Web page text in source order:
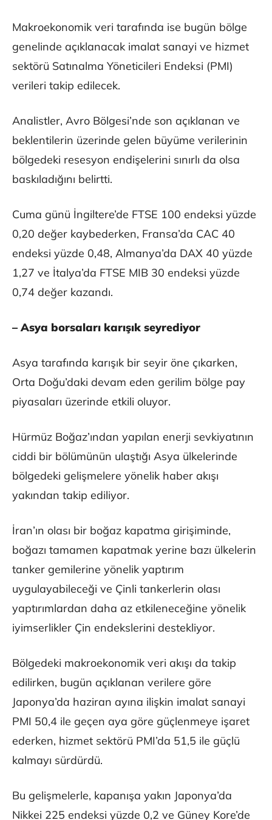
Makroekonomik veri tarafında ise bugün bölge
genelinde açıklanacak imalat sanayi ve hizmet
sektörü Satınalma Yöneticileri Endeksi (PMI)
verileri takip edilecek.
Analistler, Avro Bölgesi’nde son açıklanan ve
beklentilerin üzerinde gelen büyüme verilerinin
bölgedeki resesyon endişelerini sınırlı da olsa
baskıladığını belirtti.
Cuma günü İngiltere’de FTSE 100 endeksi yüzde
0,20 değer kaybederken, Fransa’da CAC 40
endeksi yüzde 0,48, Almanya’da DAX 40 yüzde
1,27 ve İtalya’da FTSE MIB 30 endeksi yüzde
0,74 değer kazandı.
– Asya borsaları karışık seyrediyor
Asya tarafında karışık bir seyir öne çıkarken,
Orta Doğu’daki devam eden gerilim bölge pay
piyasaları üzerinde etkili oluyor.
Hürmüz Boğaz’ından yapılan enerji sevkiyatının
ciddi bir bölümünün ulaştığı Asya ülkelerinde
bölgedeki gelişmelere yönelik haber akışı
yakından takip ediliyor.
İran’ın olası bir boğaz kapatma girişiminde,
boğazı tamamen kapatmak yerine bazı ülkelerin
tanker gemilerine yönelik yaptırım
uygulayabileceği ve Çinli tankerlerin olası
yaptırımlardan daha az etkileneceğine yönelik
iyimserlikler Çin endekslerini destekliyor.
Bölgedeki makroekonomik veri akışı da takip
edilirken, bugün açıklanan verilere göre
Japonya’da haziran ayına ilişkin imalat sanayi
PMI 50,4 ile geçen aya göre güçlenmeye işaret
ederken, hizmet sektörü PMI’da 51,5 ile güçlü
kalmayı sürdürdü.
Bu gelişmelerle, kapanışa yakın Japonya’da
Nikkei 225 endeksi yüzde 0,2 ve Güney Kore’de